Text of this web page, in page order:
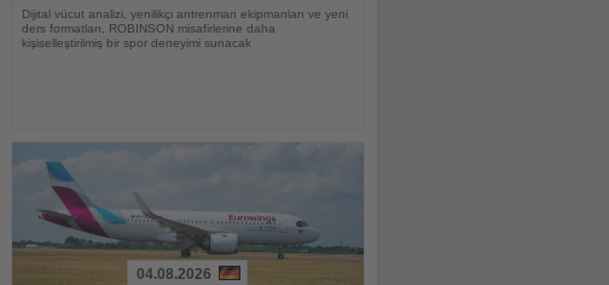
Dijital vücut analizi, yenilikçi antrenman ekipmanları ve yeni
ders formatları, ROBINSON misafirlerine daha
kişiselleştirilmiş bir spor deneyimi sunacak
04.08.2026